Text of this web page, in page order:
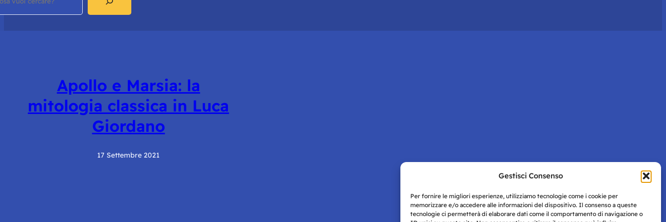
Gestisci Consenso
Per fornire le migliori esperienze, utilizziamo tecnologie come i cookie per
memorizzare e/o accedere alle informazioni del dispositivo. Il consenso a queste
tecnologie ci permetterà di elaborare dati come il comportamento di navigazione o
Apollo e Marsia: la
mitologia classica in Luca
Giordano
17 Settembre 2021